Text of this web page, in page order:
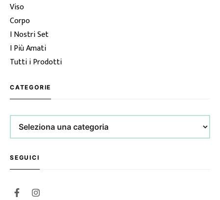
Viso
Corpo
I Nostri Set
I Più Amati
Tutti i Prodotti
CATEGORIE
Categorie
SEGUICI